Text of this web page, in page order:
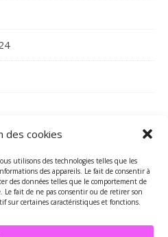
des cookies
utilisons des technologies telles que les
des appareils. Le fait de consentir à
des données telles que le comportement de
fait de ne pas consentir ou de retirer son
sur certaines caractéristiques et fonctions.